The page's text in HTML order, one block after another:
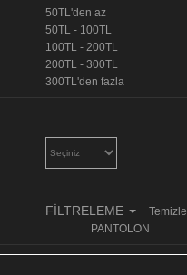
50TL'den az
50TL - 100TL
100TL - 200TL
200TL - 300TL
300TL'den fazla
FİLTRELEME
Temizle
PANTOLON